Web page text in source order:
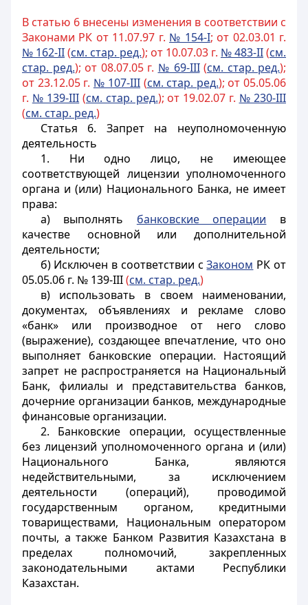
В статью 6 внесены изменения в соответствии с
Законами РК от 11.07.97 г. № 154-I; от 02.03.01 г.
№ 162-II(см. стар. ред.); от 10.07.03 г. № 483-II(см.
стар. ред.); от 08.07.05 г. № 69-III(см. стар. ред.);
от 23.12.05 г. № 107-III (см. стар. ред.); от 05.05.06
г. № 139-III (см. стар. ред.); от 19.02.07 г. № 230-III
(см. стар. ред.)
Статья 6. Запрет на неуполномоченную
деятельность
1. Ни одно лицо, не имеющее
соответствующей лицензии уполномоченного
органа и (или) Национального Банка, не имеет
права:
а) выполнять банковские операции в
качестве основной или дополнительной
деятельности;
б) Исключен в соответствии сЗаконом РК от
05.05.06 г. № 139-III(см. стар. ред.)
в) использовать в своем наименовании,
документах, объявлениях и рекламе слово
«банк» или производное от него слово
(выражение), создающее впечатление, что оно
выполняет банковские операции. Настоящий
запрет не распространяется на Национальный
Банк, филиалы и представительства банков,
дочерние организации банков, международные
финансовые организации.
2. Банковские операции, осуществленные
без лицензий уполномоченного органа и (или)
Национального Банка, являются
недействительными, за исключением
деятельности (операций), проводимой
государственным органом, кредитными
товариществами, Национальным оператором
почты, а также Банком Развития Казахстана в
пределах полномочий, закрепленных
законодательными актами Республики
Казахстан.